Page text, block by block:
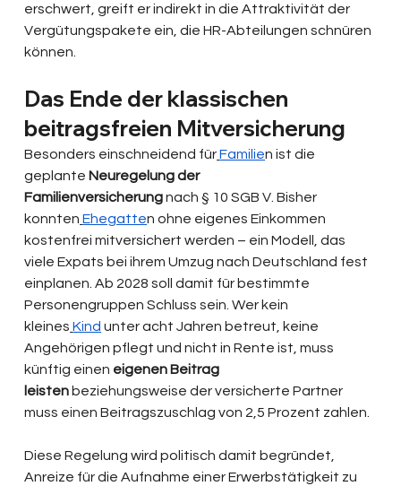
erschwert, greift er indirekt in die Attraktivität der
Vergütungspakete ein, die HR-Abteilungen schnüren
können.
Das Ende der klassischen
beitragsfreien Mitversicherung
Besonders einschneidend fürFamilien ist die
geplante Neuregelung der
Familienversicherung nach § 10 SGB V. Bisher
konnten Ehegatten ohne eigenes Einkommen
kostenfrei mitversichert werden – ein Modell, das
viele Expats bei ihrem Umzug nach Deutschland fest
einplanen. Ab 2028 soll damit für bestimmte
Personengruppen Schluss sein. Wer kein
kleines Kind unter acht Jahren betreut, keine
Angehörigen pflegt und nicht in Rente ist, muss
künftig einen eigenen Beitrag
leisten beziehungsweise der versicherte Partner
muss einen Beitragszuschlag von 2,5 Prozent zahlen.
Diese Regelung wird politisch damit begründet,
Anreize für die Aufnahme einer Erwerbstätigkeit zu